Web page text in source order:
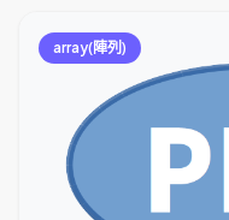
array(陣列)